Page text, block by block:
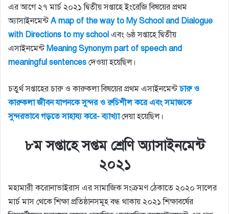
এর আগে ২৭ মার্চ ২০২১ দ্বিতীয় সপ্তাহে ইংরেজি বিষয়ের প্রথম
অ্যাসাইনমেন্টA map of the way to My School and Dialogue
with Directions to my school এবং ৬ষ্ঠ সপ্তাহে দ্বিতীয়
এসাইনমেন্টMeaning Synonym part of speech and
meaningful sentences দেওয়া হয়েছিল।
চতুর্থ সপ্তাহের চারু ও কারুকলা বিষয়ের প্রথম এসাইনমেন্টচারু ও
কারুকলা জীবন যাপনকে সুন্দর ও রুচিশীল করে এবং সমাজকে
সুন্দরভাবে গড়তে সাহায্য করে- ব্যাখ্যাদেয়া হয়েছিল।
৮ম সপ্তাহে সপ্তম শ্রেণি অ্যাসাইনমেন্ট
২০২১
মহামারী করোনাভাইরাস এর সামাজিক সংক্রমণ ঠেকাতে ২০২০ সালের
মার্চ মাস থেকে শিক্ষা প্রতিষ্ঠানসমূহ বন্ধ থাকায় ২০২১ শিক্ষাবর্ষের